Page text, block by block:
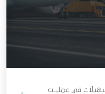
في عمليات